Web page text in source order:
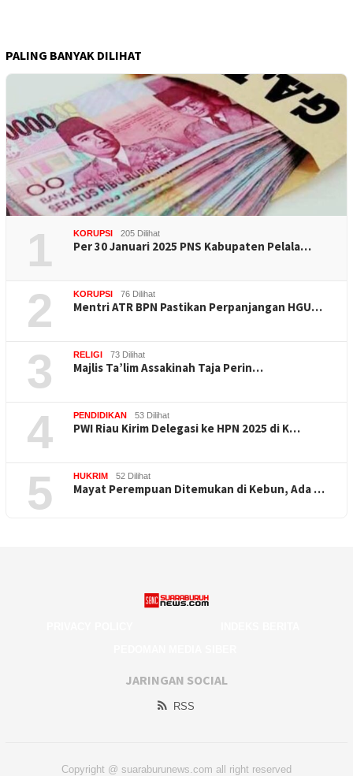
PALING BANYAK DILIHAT
1 KORUPSI 205 Dilihat
Per 30 Januari 2025 PNS Kabupaten Pelala…
2 KORUPSI 76 Dilihat
Mentri ATR BPN Pastikan Perpanjangan HGU…
3 RELIGI 73 Dilihat
Majlis Ta’lim Assakinah Taja Perin…
4 PENDIDIKAN 53 Dilihat
PWI Riau Kirim Delegasi ke HPN 2025 di K…
5 HUKRIM 52 Dilihat
Mayat Perempuan Ditemukan di Kebun, Ada …
JARINGAN SOCIAL
RSS
Copyright @ suaraburunews.com all right reserved